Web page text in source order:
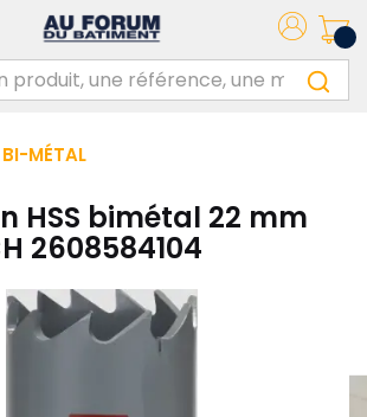
MÉTAL
HSS bimétal 22 mm
2608584104